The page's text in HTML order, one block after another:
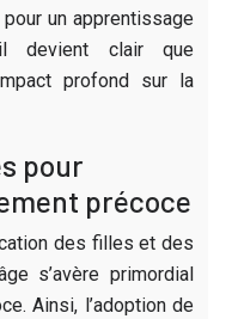
un apprentissage
devient clair que
profond sur la
pour
précoce
des filles et des
s’avère primordial
Ainsi, l’adoption de